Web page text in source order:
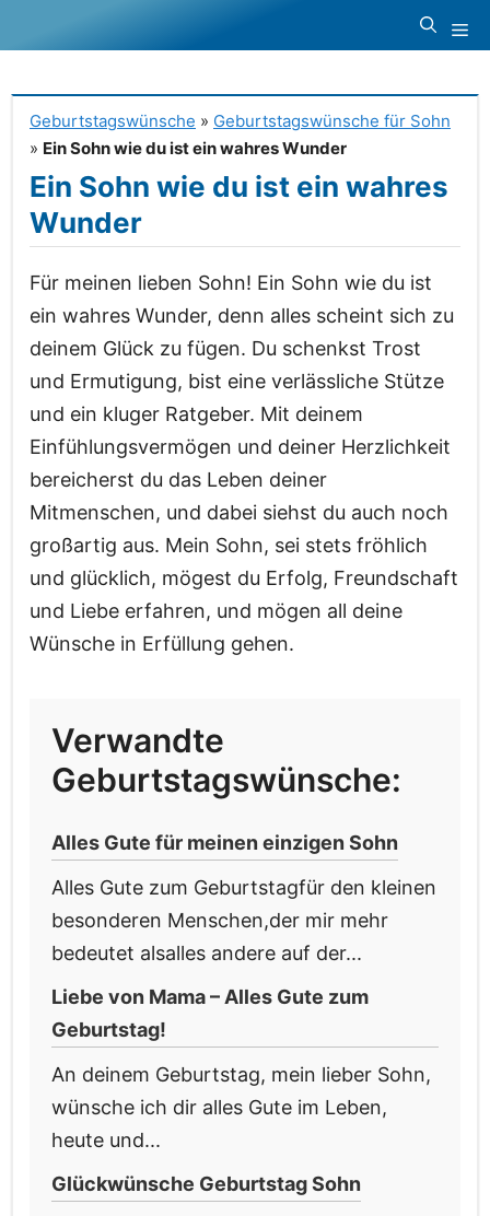
Inhalt
Geburtstagswünsche » Geburtstagswünsche für Sohn
» Ein Sohn wie du ist ein wahres Wunder
Ein Sohn wie du ist ein wahres
Wunder
Für meinen lieben Sohn! Ein Sohn wie du ist
ein wahres Wunder, denn alles scheint sich zu
deinem Glück zu fügen. Du schenkst Trost
und Ermutigung, bist eine verlässliche Stütze
und ein kluger Ratgeber. Mit deinem
Einfühlungsvermögen und deiner Herzlichkeit
bereicherst du das Leben deiner
Mitmenschen, und dabei siehst du auch noch
großartig aus. Mein Sohn, sei stets fröhlich
und glücklich, mögest du Erfolg, Freundschaft
und Liebe erfahren, und mögen all deine
Wünsche in Erfüllung gehen.
Verwandte
Geburtstagswünsche:
Alles Gute für meinen einzigen Sohn
Alles Gute zum Geburtstagfür den kleinen
besonderen Menschen,der mir mehr
bedeutet alsalles andere auf der...
Liebe von Mama – Alles Gute zum
Geburtstag!
An deinem Geburtstag, mein lieber Sohn,
wünsche ich dir alles Gute im Leben,
heute und...
Glückwünsche Geburtstag Sohn